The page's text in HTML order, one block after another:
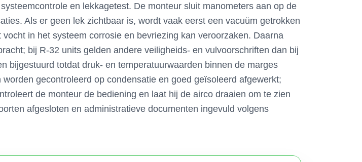
en lekkagetest. De monteur sluit manometers aan op de
Als er geen lek zichtbaar is, wordt vaak eerst een vacuüm getrokken
in het systeem corrosie en bevriezing kan veroorzaken. Daarna
bij R-32 units gelden andere veiligheids- en vulvoorschriften dan bij
bijgestuurd totdat druk- en temperatuurwaarden binnen de marges
gecontroleerd op condensatie en goed geïsoleerd afgewerkt;
de monteur de bediening en laat hij de airco draaien om te zien
afgesloten en administratieve documenten ingevuld volgens